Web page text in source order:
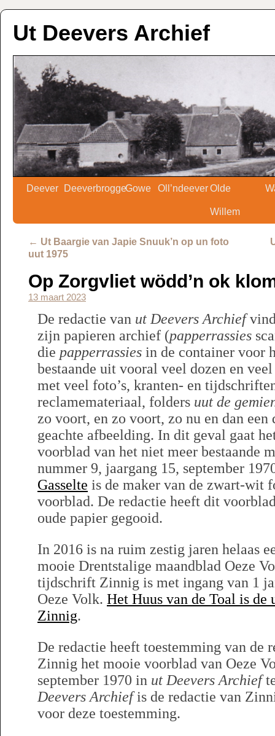
Ut Deevers Archief
Deever DeeverbroggeGowe Oll’ndeeverOlde
Willem
← Ut Baargie van Japie Snuuk’n op un foto
uut 1975
Op Zorgvliet wödd’n ok
13 maart 2023
De redactie van ut Deevers Archief
zijn papieren archief (papperrassies
die papperrassies in de container voor
bestaande uit vooral veel dozen en
met veel foto’s, kranten- en
reclamemateriaal, folders uut de
zo voort, en zo voort, zo nu en dan
geachte afbeelding. In dit geval gaat
voorblad van het niet meer bestaande
nummer 9, jaargang 15, september
Gasselte is de maker van de zwart-wit
voorblad. De redactie heeft dit
oude papier gegooid.
In 2016 is na ruim zestig jaren helaas
mooie Drentstalige maandblad Oeze
tijdschrift Zinnig is met ingang van 1
Oeze Volk. Het Huus van de Toal is
Zinnig.
De redactie heeft toestemming van de
Zinnig het mooie voorblad van Oeze
september 1970 in ut Deevers Archief
Deevers Archiefis de redactie van
voor deze toestemming.